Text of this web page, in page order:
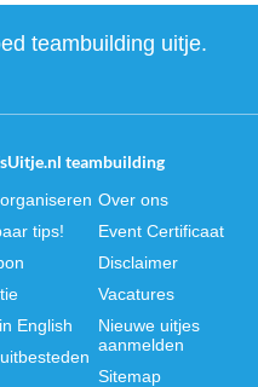
teambuilding uitje.
teambuilding
tips!
English
Over ons
Event Certificaat
Disclaimer
Vacatures
Nieuwe uitjes
aanmelden
Sitemap